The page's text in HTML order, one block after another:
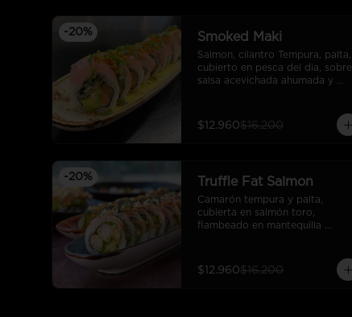
-20% Smoked Maki
Salmon, cilantro Tempura, palta,
cubierto en pesca del dia, sobre
salsa acevichada ahumada y
$12.960$16.200
-20% Truffle Fat Salmon
Camarón tempura y palta,
cubierta en salmón toro,
flambeado en mantequilla
$12.960$16.200